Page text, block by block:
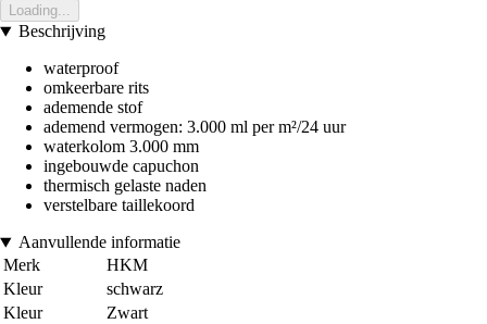
Loading...
Beschrijving
waterproof
omkeerbare rits
ademende stof
ademend vermogen: 3.000 ml per m²/24 uur
waterkolom 3.000 mm
ingebouwde capuchon
thermisch gelaste naden
verstelbare taillekoord
Aanvullende informatie
Merk
HKM
Kleur
schwarz
Kleur
Zwart